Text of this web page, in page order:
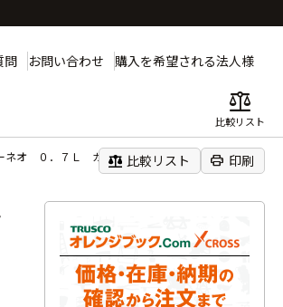
問 お問い合わせ 購入を希望される法人様
balance
比較リスト
ネオ ０．７Ｌ カントリーグリーン
balance 比較リスト print 印刷